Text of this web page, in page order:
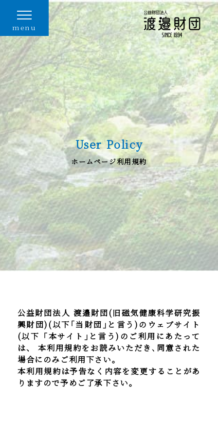
menu
User Policy
ホームページ利用規約
公益財団法人 渡邉財団(旧磁気健康科学研究振
興財団)(以下｢当財団｣と言う)のウェブサイト
(以下「本サイト｣と言う)のご利用にあたって
は、 本利用規約をお読みいただき､同意された
場合にのみご利用下さい。
本利用規約は予告なく内容を変更することがあ
りますので予めご了承下さい。